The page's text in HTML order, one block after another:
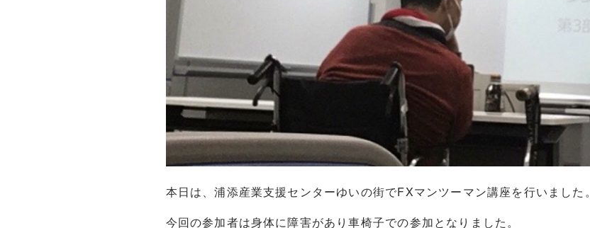
本日は、浦添産業支援センターゆいの街でFXマンツーマン講座を行いました。
今回の参加者は身体に障害があり車椅子での参加となりました。